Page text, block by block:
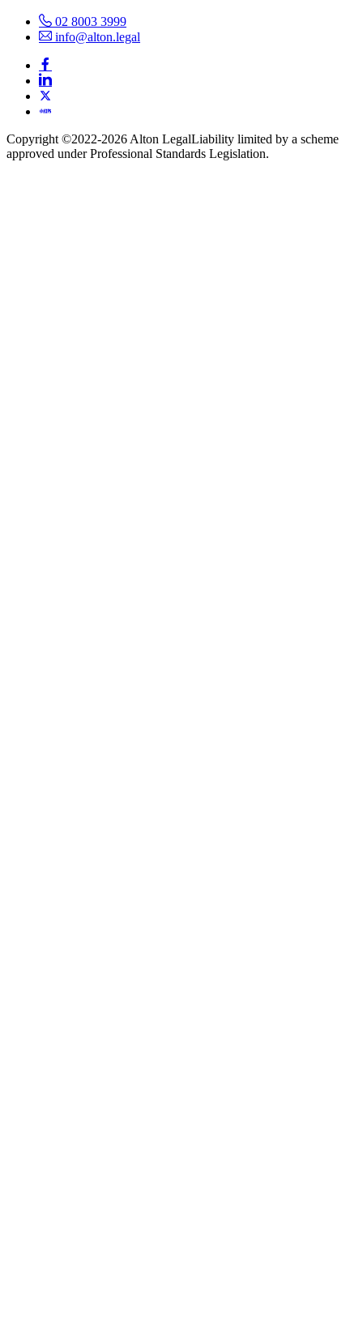
02 8003 3999
info@alton.legal
Copyright ©️2022-2026 Alton LegalLiability limited by a scheme
approved under Professional Standards Legislation.